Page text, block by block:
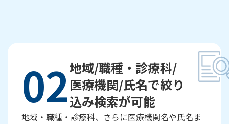
02地域/職種・診療科/
医療機関/氏名で絞り
込み検索が可能
地域・職種・診療科、さらに医療機関名や氏名ま